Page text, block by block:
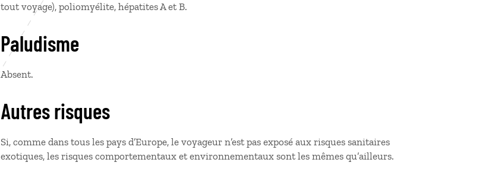
tout voyage), poliomyélite, hépatites A et B.
Paludisme
Absent.
Autres risques
Si, comme dans tous les pays d’Europe, le voyageur n’est pas exposé aux risques sanitaires
exotiques, les risques comportementaux et environnementaux sont les mêmes qu’ailleurs.